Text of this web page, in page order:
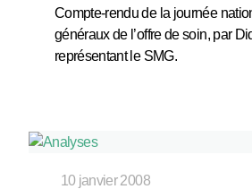
Compte-rendu de la journée
généraux de l’offre de soin, par
représentant le SMG.
10 janvier 2008